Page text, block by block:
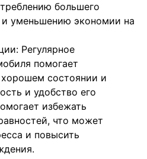
большего
и уменьшению экономии на
Регулярное
помогает
состоянии и
и удобство его
избежать
что может
и повысить